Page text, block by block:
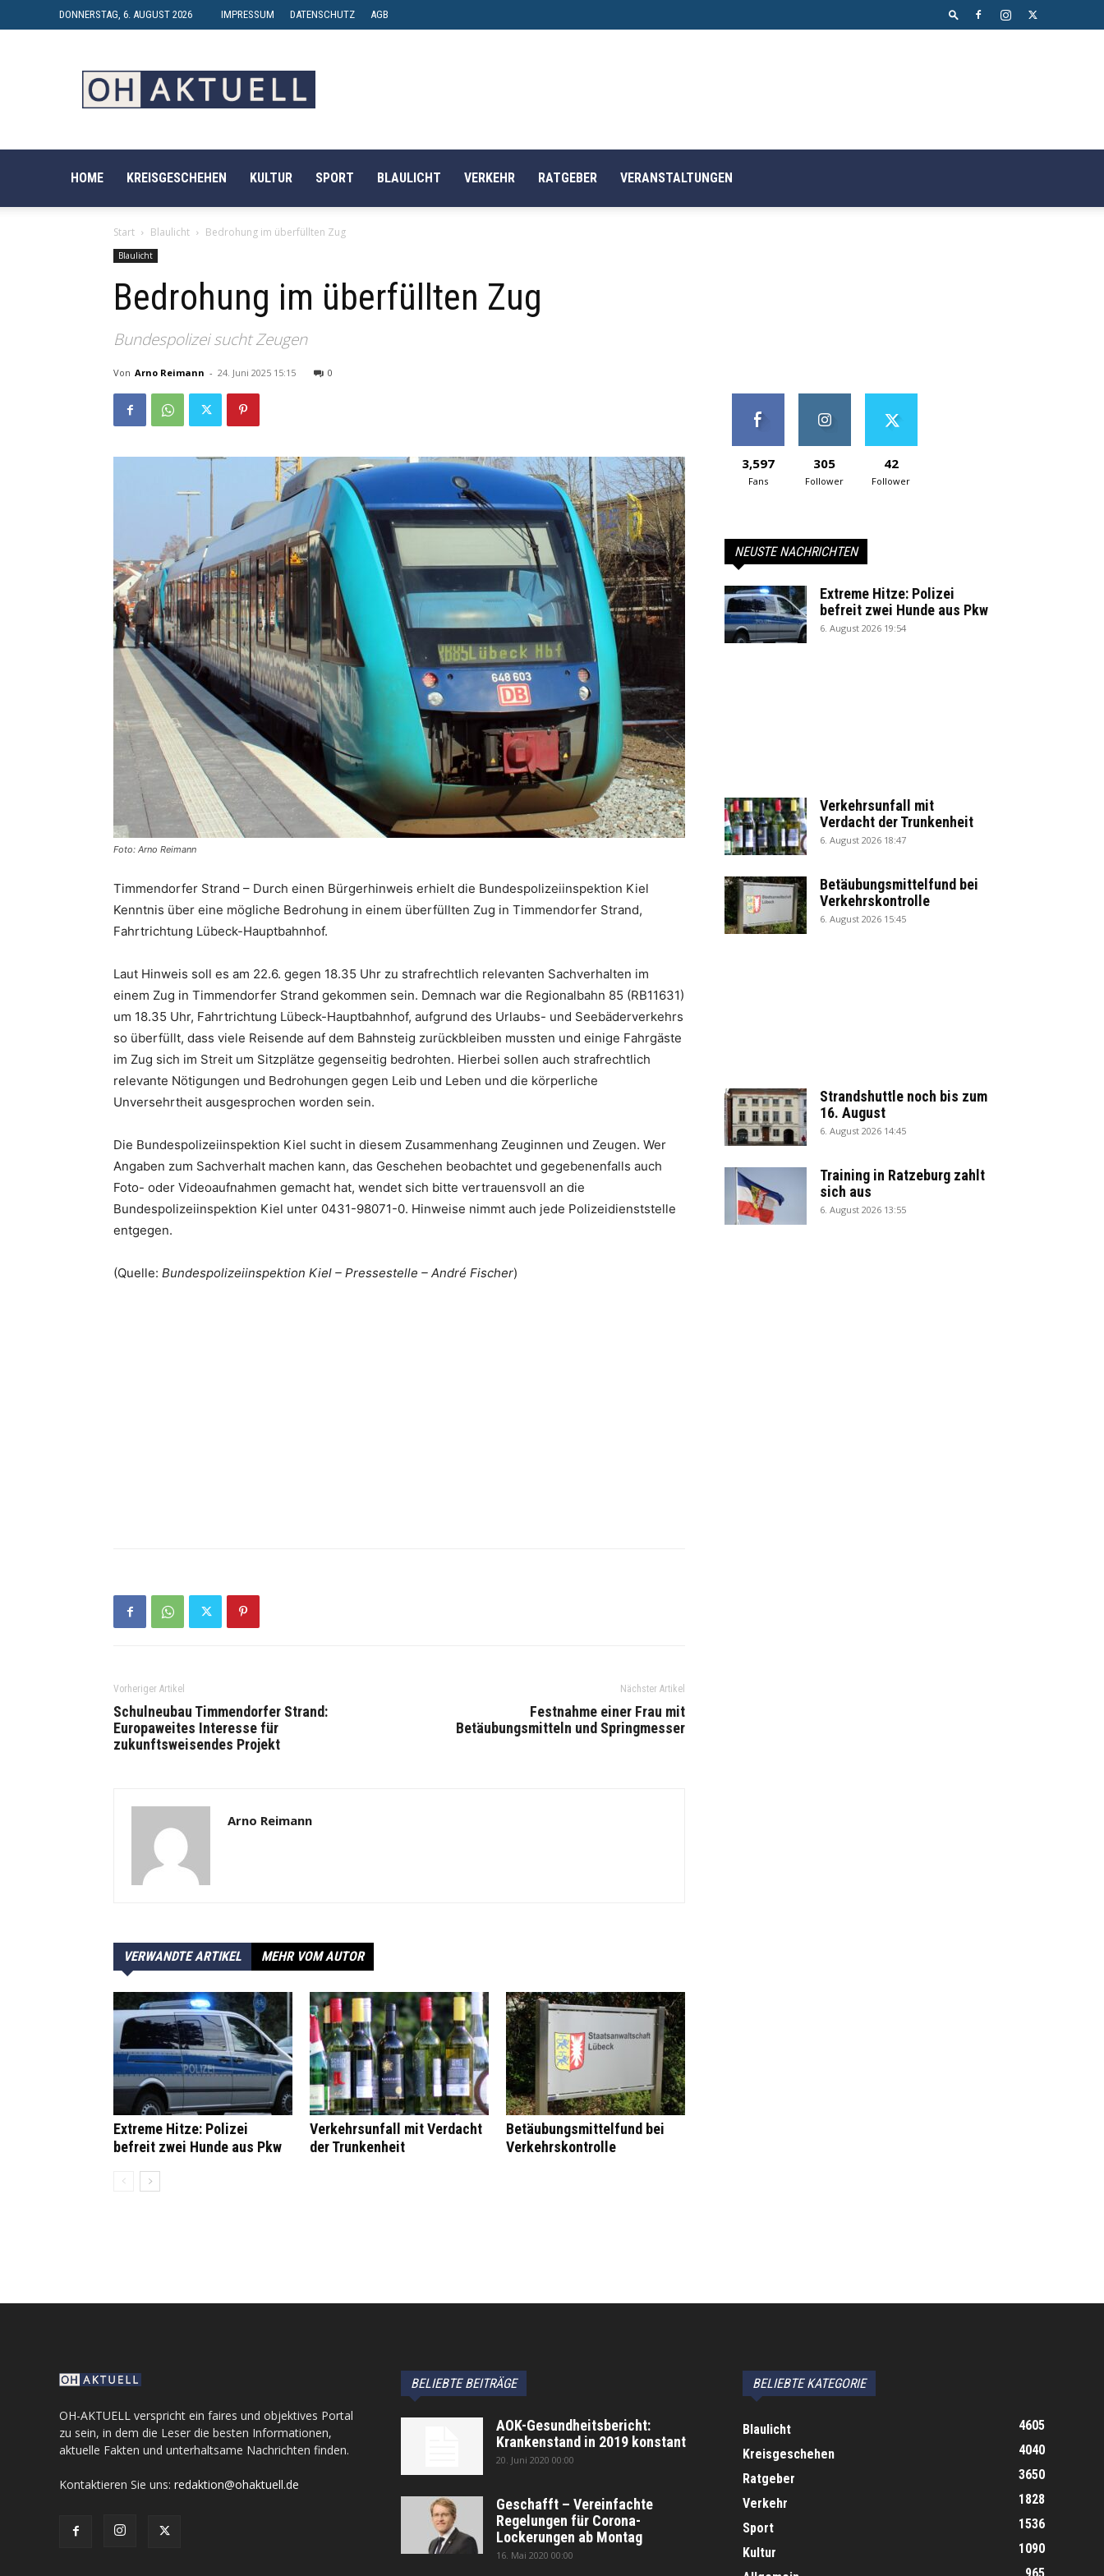
DONNERSTAG, 6. AUGUST 2026 IMPRESSUM DATENSCHUTZ AGB
AKTUELL
HOME KREISGESCHEHEN KULTUR SPORT BLAULICHT VERKEHR RATGEBER VERANSTALTUNGEN
Start Blaulicht Bedrohung im überfüllten Zug
Blaulicht
Bedrohung im überfüllten Zug
Bundespolizei sucht Zeugen
Von Arno Reimann - 24. Juni 2025 15:15 0
Foto: Arno Reimann
Timmendorfer Strand – Durch einen Bürgerhinweis erhielt die Bundespolizeiinspektion Kiel
Kenntnis über eine mögliche Bedrohung in einem überfüllten Zug in Timmendorfer Strand,
Fahrtrichtung Lübeck-Hauptbahnhof.
Laut Hinweis soll es am 22.6. gegen 18.35 Uhr zu strafrechtlich relevanten Sachverhalten im
einem Zug in Timmendorfer Strand gekommen sein. Demnach war die Regionalbahn 85 (RB11631)
um 18.35 Uhr, Fahrtrichtung Lübeck-Hauptbahnhof, aufgrund des Urlaubs- und Seebäderverkehrs
so überfüllt, dass viele Reisende auf dem Bahnsteig zurückbleiben mussten und einige Fahrgäste
im Zug sich im Streit um Sitzplätze gegenseitig bedrohten. Hierbei sollen auch strafrechtlich
relevante Nötigungen und Bedrohungen gegen Leib und Leben und die körperliche
Unversehrtheit ausgesprochen worden sein.
Die Bundespolizeiinspektion Kiel sucht in diesem Zusammenhang Zeuginnen und Zeugen. Wer
Angaben zum Sachverhalt machen kann, das Geschehen beobachtet und gegebenenfalls auch
Foto- oder Videoaufnahmen gemacht hat, wendet sich bitte vertrauensvoll an die
Bundespolizeiinspektion Kiel unter 0431-98071-0. Hinweise nimmt auch jede Polizeidienststelle
entgegen.
(Quelle: Bundespolizeiinspektion Kiel – Pressestelle – André Fischer)
Vorheriger Artikel
Schulneubau Timmendorfer Strand:
Europaweites Interesse für
zukunftsweisendes Projekt
Nächster Artikel
Festnahme einer Frau mit
Betäubungsmitteln und Springmesser
Arno Reimann
VERWANDTE ARTIKEL MEHR VOM AUTOR
Extreme Hitze: Polizei
befreit zwei Hunde aus Pkw
Verkehrsunfall mit Verdacht
der Trunkenheit
Betäubungsmittelfund bei
Verkehrskontrolle
3,597
Fans
305
Follower
42
Follower
NEUSTE NACHRICHTEN
Extreme Hitze: Polizei
befreit zwei Hunde aus Pkw
6. August 2026 19:54
Verkehrsunfall mit
Verdacht der Trunkenheit
6. August 2026 18:47
Betäubungsmittelfund bei
Verkehrskontrolle
6. August 2026 15:45
Strandshuttle noch bis zum
16. August
6. August 2026 14:45
Training in Ratzeburg zahlt
sich aus
6. August 2026 13:55
OH-AKTUELL verspricht ein faires und objektives Portal
zu sein, in dem die Leser die besten Informationen,
aktuelle Fakten und unterhaltsame Nachrichten finden.
Kontaktieren Sie uns: redaktion@ohaktuell.de
BELIEBTE BEITRÄGE
AOK-Gesundheitsbericht:
Krankenstand in 2019 konstant
20. Juni 2020 00:00
Geschafft – Vereinfachte
Regelungen für Corona-
Lockerungen ab Montag
16. Mai 2020 00:00
BELIEBTE KATEGORIE
Blaulicht
4605
Kreisgeschehen
4040
Ratgeber
3650
Verkehr
1828
Sport
1536
Kultur
1090